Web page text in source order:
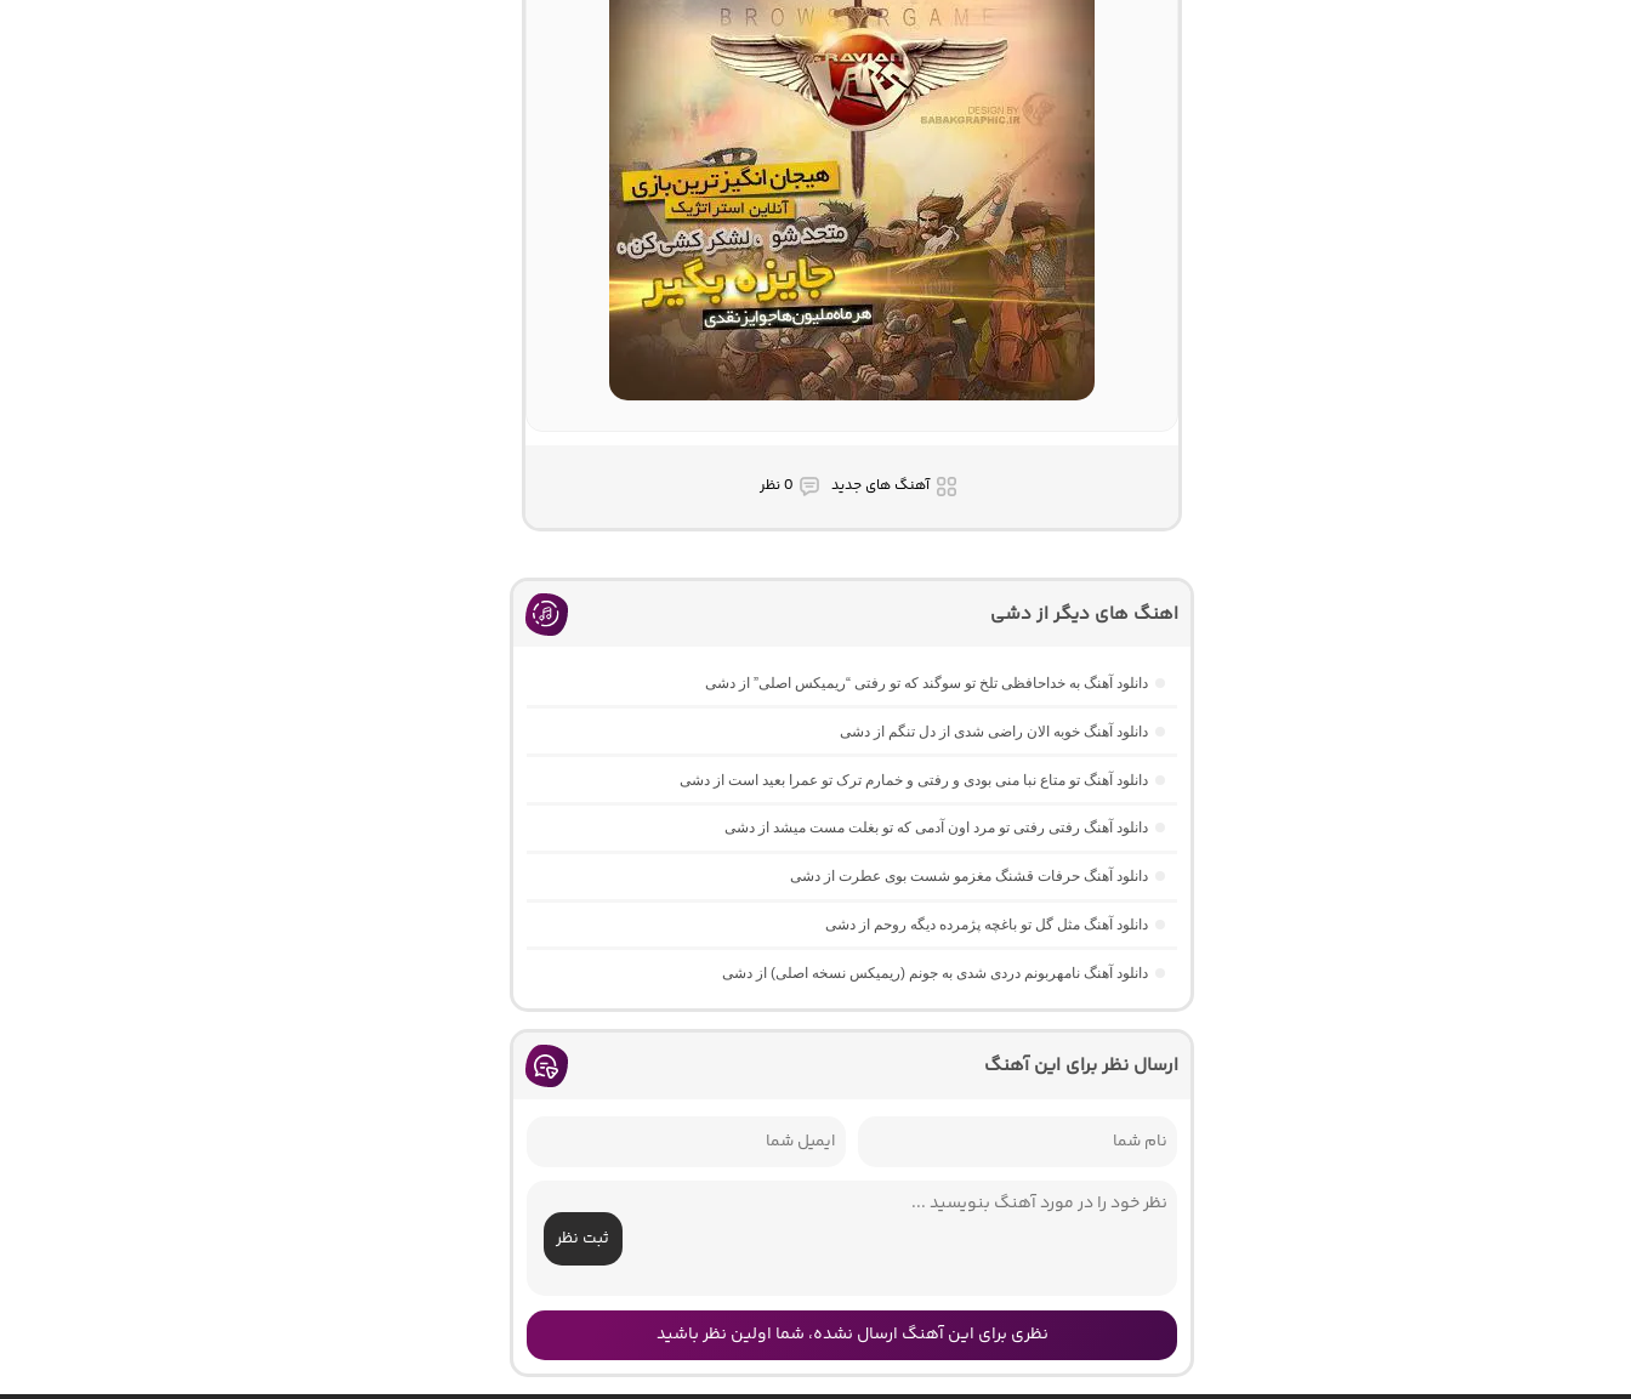
آهنگ های جدید 0 نظر
اهنگ های دیگر از دشی
دانلود آهنگ به خداحافظی تلخ تو سوگند که تو رفتی “ریمیکس اصلی” از دشی
دانلود آهنگ خوبه الان راضی شدی از دل تنگم از دشی
دانلود آهنگ تو متاع نبا منی بودی و رفتی و خمارم ترک تو عمرا بعید است از دشی
دانلود آهنگ رفتی رفتی تو مرد اون آدمی که تو بغلت مست میشد از دشی
دانلود آهنگ حرفات قشنگ مغزمو شست بوی عطرت از دشی
دانلود آهنگ مثل گل تو باغچه پژمرده دیگه روحم از دشی
دانلود آهنگ نامهربونم دردی شدی به جونم (ریمیکس نسخه اصلی) از دشی
ارسال نظر برای این آهنگ
ثبت نظر
نظری برای این آهنگ ارسال نشده، شما اولین نظر باشید